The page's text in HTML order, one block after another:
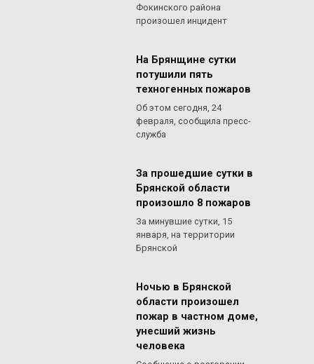
Фокинского района
произошел инцидент
На Брянщине сутки
потушили пять
техногенных пожаров
Об этом сегодня, 24
февраля, сообщила пресс-
служба
За прошедшие сутки в
Брянской области
произошло 8 пожаров
За минувшие сутки, 15
января, на территории
Брянской
Ночью в Брянской
области произошел
пожар в частном доме,
унесший жизнь
человека